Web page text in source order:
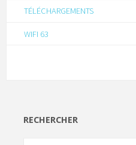
TÉLÉCHARGEMENTS
WIFI 63
RECHERCHER